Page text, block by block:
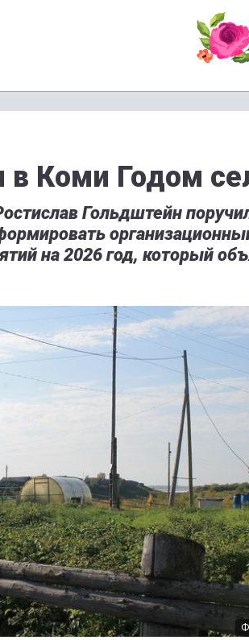
в Коми Годом
Гольдштейн
на 2026 год, который